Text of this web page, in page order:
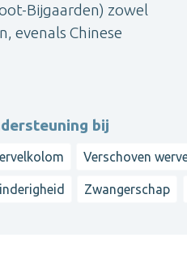
Bijgaarden) zowel
evenals Chinese
bij
Verschoven
Zwangerschap